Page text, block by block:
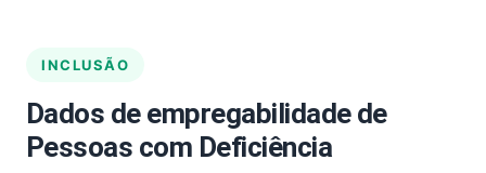
INCLUSÃO
Dados de empregabilidade de
Pessoas com Deficiência